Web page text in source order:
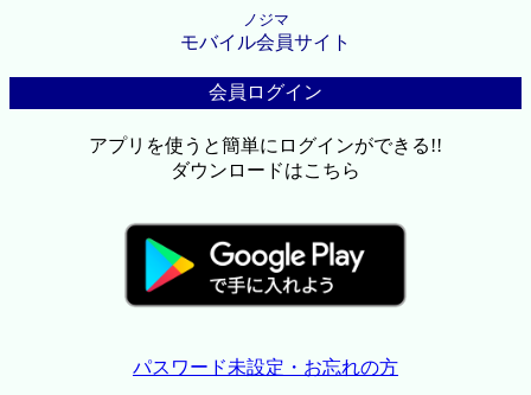
ノジマ
モバイル会員サイト
会員ログイン
アプリを使うと簡単にログインができる!!
ダウンロードはこちら
パスワード未設定・お忘れの方